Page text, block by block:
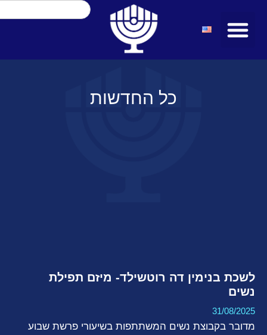
כל החדשות
לשכת בנימין דה רוטשילד- מיזם תפילת
נשים
31/08/2025
מדובר בקבוצת נשים המשתתפות בשיעורי פרשת שבוע